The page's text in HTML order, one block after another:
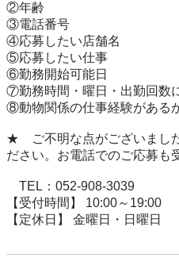
②年齢
③電話番号
④応募したい店舗名
⑤応募したい仕事
⑥勤務開始可能日
⑦勤務時間・曜日・出勤回数
⑧動物関係の仕事経験がある
★　ご不明な点がございまし
ださい。お電話でのご応募も
TEL：052-908-3039
【受付時間】 10:00～19:00
【定休日】 金曜日・日曜日